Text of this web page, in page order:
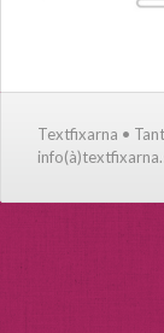
Textfixarna •